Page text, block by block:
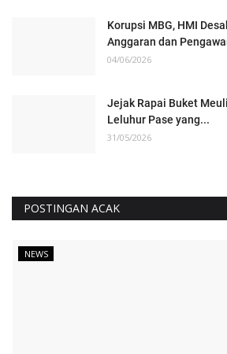
Korupsi MBG, HMI
Anggaran dan
04/06/2026
Jejak Rapai Buket
Leluhur Pase yang...
31/05/2026
POSTINGAN ACAK
NEWS